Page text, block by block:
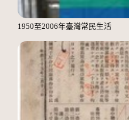
1950至2006年臺灣常民生活